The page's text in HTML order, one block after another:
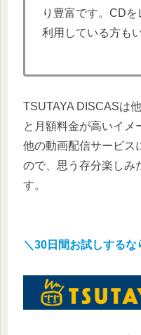
り豊富です。CDを
利用している方も
TSUTAYA DISCASは
と月額料金が高いイメ
他の動画配信サービス
ので、思う存分楽しみ
す。
＼30日間お試しするな